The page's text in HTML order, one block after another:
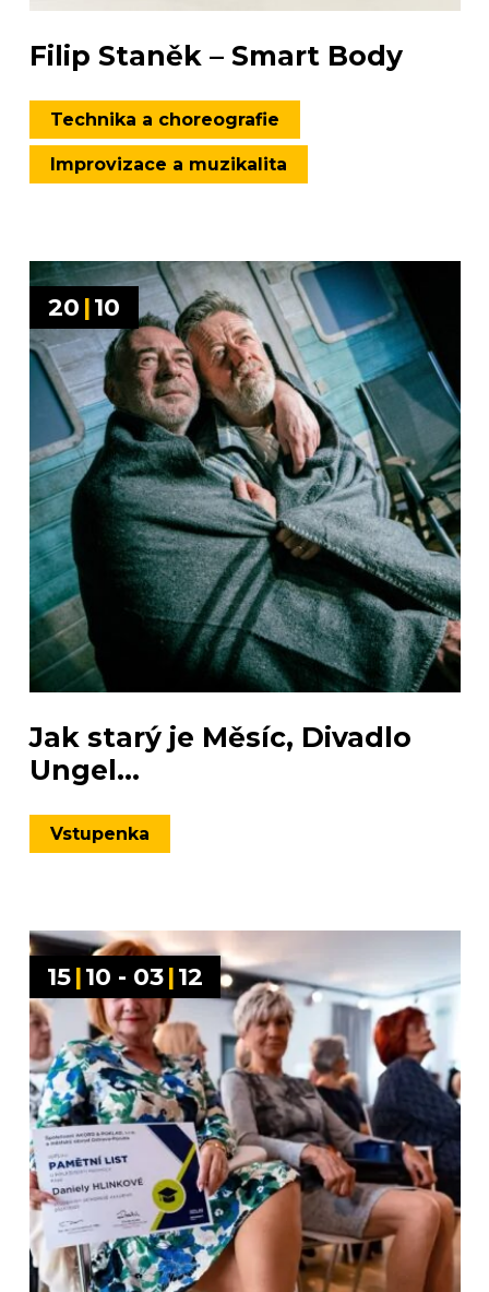
Filip Staněk – Smart Body
Technika a choreografie
Improvizace a muzikalita
20 |10
Jak starý je Měsíc, Divadlo
Ungel...
Vstupenka
15 |10 - 03 |12